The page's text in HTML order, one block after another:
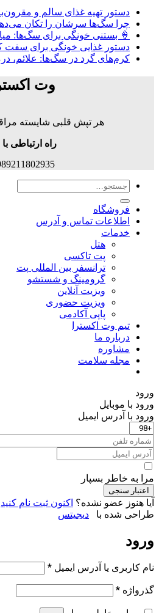
دستور تهیه غذای سالم و
چرا سگ‌ها سرشان را تکان
🍦 بستنی خونگی برای سگ‌ها:
دستور غذایی خونگی برای
کرم‌های گرد در سگ‌ها: علائم،
وت
هر تپش قلبی شایسته
راه ارتباطی
جستجو
فروشگاه
اطلاعات تماس و آدرس
خدمات
هتل
پت تاکسی
ترانسفر بین المللی پت
گرومینگ و شستشو
ویزیت آنلاین
ویزیت حضوری
پاپی آکادمی
تیم وت اکسترا
درباره ما
مشاوره
مجله سلامت
ورود
ورود با موبایل
ورود با ‫آدرس ایمیل
مرا به خاطر بسپار
اعتبار سنجی
آیا هنوز عضو نشده؟ اکنون ثبت نام کنید
طراحی شده با
دیجیتس
ورود
نام کاربری یا آدرس ایمیل *الزامی
گذرواژه *الزامی